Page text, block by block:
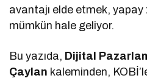
avantajı elde etmek, yapay
mümkün hale geliyor.
Bu yazıda, Dijital
Çaylan kaleminden,